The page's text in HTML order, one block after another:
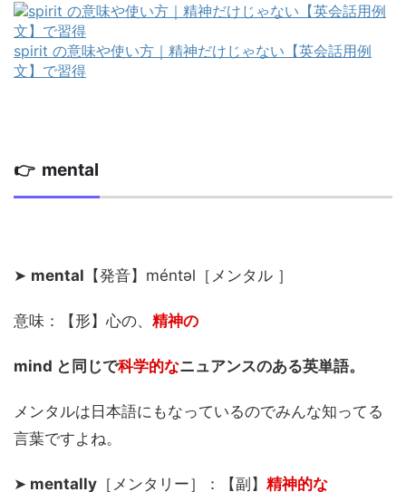
spirit の意味や使い方｜精神だけじゃない【英会話用例
文】で習得
👉 mental
➤ mental 【発音】méntəl［メンタル ］
意味：【形】心の、 精神の
mind と同じで科学的なニュアンスのある英単語。
メンタルは日本語にもなっているのでみんな知ってる
言葉ですよね。
➤ mentally ［メンタリー］：【副】 精神的な